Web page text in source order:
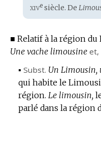
Étymologie
:
xivesiècle. De
■ Relatif à la région du
Une vache limousine et,
▪ Subst. Un Limousin,
qui habite le
région. Le limousin,
parlé dans la région